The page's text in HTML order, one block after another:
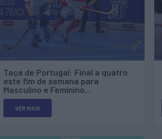
Taça de Portugal: Final a quatro
este fim de semana para
Masculino e Feminino...
VER MAIS